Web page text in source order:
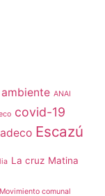
ambiente ANAI
covid-19
Escazú
La cruz Matina
Movimiento comunal